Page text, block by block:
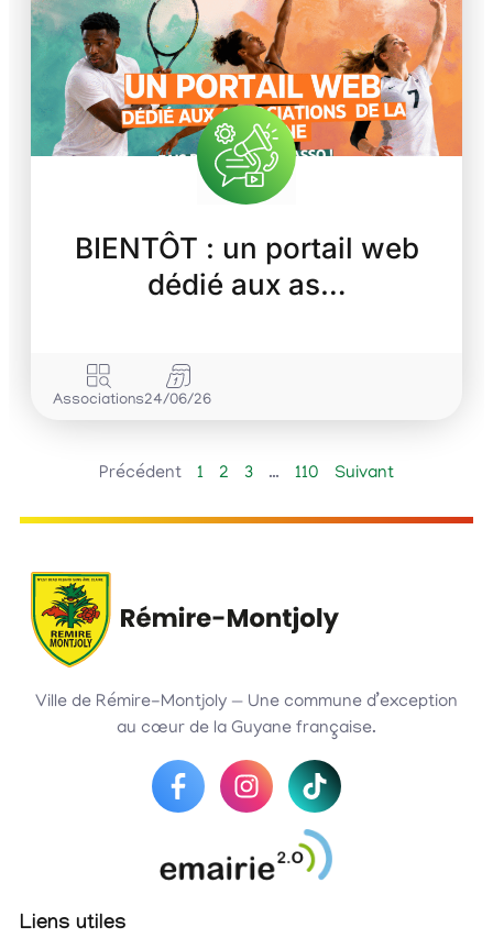
BIENTÔT : un portail web
dédié aux as…
Associations24/06/26
Précédent 1 2 3 … 110 Suivant
Ville de Rémire-Montjoly — Une commune d’exception
au cœur de la Guyane française.
Liens utiles